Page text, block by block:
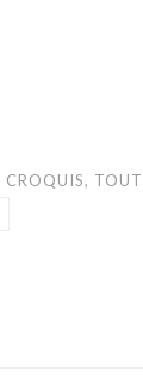
CROQUIS, TOUT